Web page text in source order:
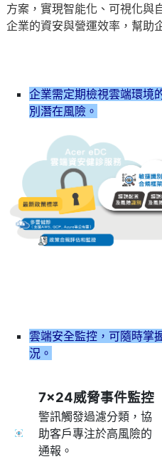
方案，實現智能化、可視化與
企業的資安與營運效率，幫助
企業需定期檢視雲端環境
別潛在風險。
雲端安全監控，可隨時掌
況。
7x24威脅事件監控
警訊觸發過濾分類，協
助客戶專注於高風險的
通報。